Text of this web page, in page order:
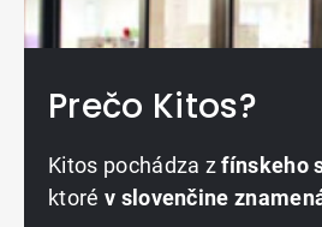
Prečo Kitos?
Kitos pochádza zfínskeho
ktoré v slovenčine